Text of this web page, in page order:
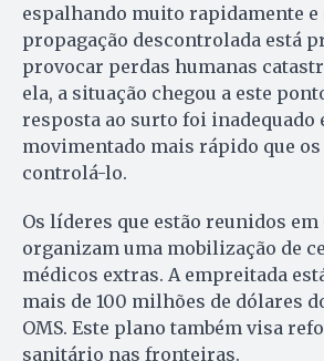
espalhando muito rapidamente e
propagação descontrolada está
provocar perdas humanas
ela, a situação chegou a este
resposta ao surto foi inadequado
movimentado mais rápido que
controlá-lo.
Os líderes que estão reunidos em
organizam uma mobilização de
médicos extras. A empreitada
mais de 100 milhões de dólares
OMS. Este plano também visa
sanitário nas fronteiras.